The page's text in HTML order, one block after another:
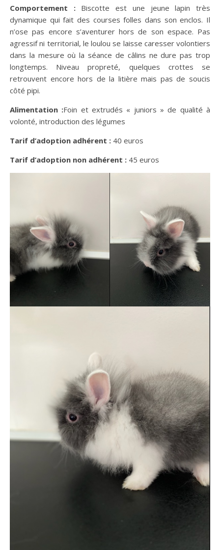
Comportement :Biscotte est une jeune lapin très
dynamique qui fait des courses folles dans son enclos. Il
n’ose pas encore s’aventurer hors de son espace. Pas
agressif ni territorial, le loulou se laisse caresser volontiers
dans la mesure où la séance de câlins ne dure pas trop
longtemps. Niveau propreté, quelques crottes se
retrouvent encore hors de la litière mais pas de soucis
côté pipi.
Alimentation :Foin et extrudés « juniors » de qualité à
volonté, introduction des légumes
Tarif d’adoption adhérent : 40 euros
Tarif d’adoption non adhérent : 45 euros